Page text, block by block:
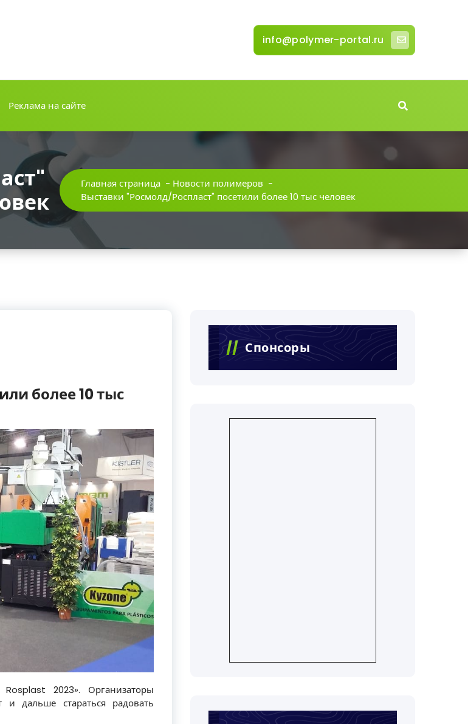
info@polymer-portal.ru
Реклама на сайте
Главная страница - Новости полимеров -
Выставки "Росмолд/Роспласт" посетили более 10 тыс человек
более 10 тыс
2023». Организаторы
дальше стараться радовать
Спонсоры